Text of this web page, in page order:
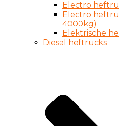
Electro
Electro
4000kg)
Elektrische
Diesel heftrucks